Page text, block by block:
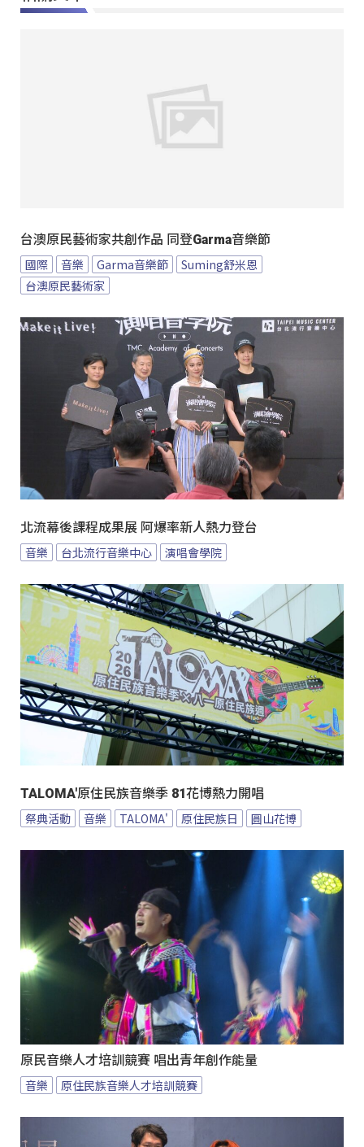
台澳原民藝術家共創作品 同登Garma音樂節
國際 音樂 Garma音樂節
Suming舒米恩
台澳原民藝術家
北流幕後課程成果展 阿爆率新人熱力登台
音樂 台北流行音樂中心 演唱會學院
TALOMA'原住民族音樂季 81花博熱力開唱
祭典活動 音樂 TALOMA' 原住民族日 圓山花博
原民音樂人才培訓競賽 唱出青年創作能量
音樂 原住民族音樂人才培訓競賽